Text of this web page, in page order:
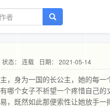
状态： 连载 日期： 2021-05-14
，身为一国的长公主，她的每一
哪个女子不祈望一个疼惜自己
既然如此那便索性让她放手一